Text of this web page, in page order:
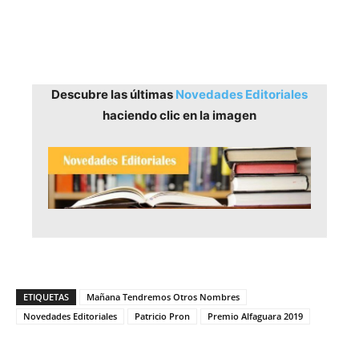
Descubre las últimas Novedades Editoriales
haciendo clic en la imagen
ETIQUETAS
Mañana Tendremos Otros Nombres
Novedades Editoriales
Patricio Pron Premio Alfaguara 2019